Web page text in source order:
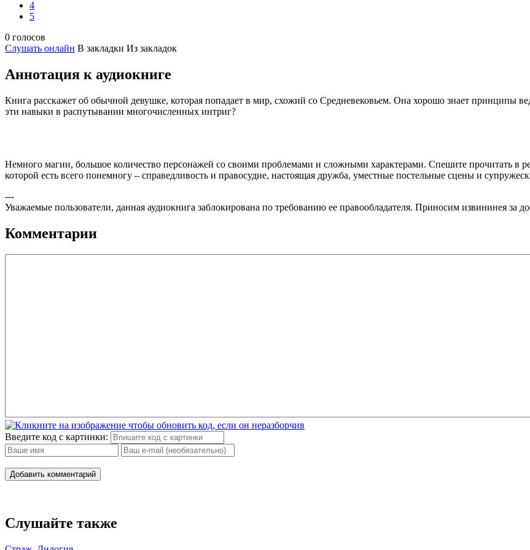
4
5
0 голосов
Слушать онлайн В закладки Из закладок
Аннотация к аудиокниге
Книга расскажет об обычной девушке, которая попадает в мир, схожий со Средневековьем. Она хорошо знает принципы
эти навыки в распутывании многочисленных интриг?
Немного магии, большое количество персонажей со своими проблемами и сложными характерами. Спешите прочитать
которой есть всего понемногу – справедливость и правосудие, настоящая дружба, уместные постельные сцены и
---
Уважаемые пользователи, данная аудиокнига заблокирована по требованию ее правообладателя. Приносим извининея за
Комментарии
Введите код с картинки:
Добавить комментарий
Слушайте также